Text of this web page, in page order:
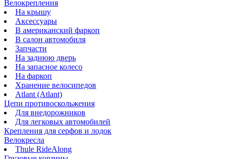
Велокрепления
На крышу
Аксессуары
В американский фаркоп
В салон автомобиля
Запчасти
На заднюю дверь
На запасное колесо
На фаркоп
Хранение велосипедов
Atlant (Atlant)
Цепи противоскольжения
Для внедорожников
Для легковых автомобилей
Крепления для серфов и лодок
Велокресла
Thule RideAlong